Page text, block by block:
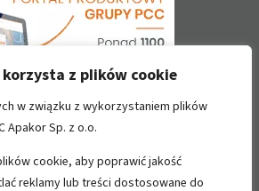
z plików cookie
w związku z wykorzystaniem plików
Apakor Sp. z o.o.
cookie, aby poprawić jakość
reklamy lub treści dostosowane do